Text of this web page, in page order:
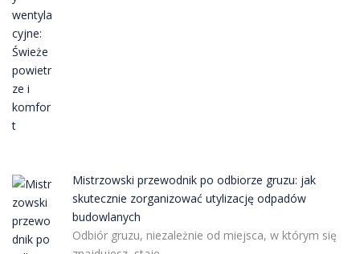
Mistrzowski przewodnik po odbiorze gruzu: jak
skutecznie zorganizować utylizację odpadów
budowlanych
Odbiór gruzu, niezależnie od miejsca, w którym się